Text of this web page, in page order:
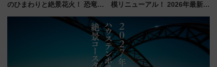
のひまわりと絶景花火！ 恐竜や
帰りお出かけ最新情報（2026年
模リニューアル！ 2026年最新の
と料金・アクセスを徹底解説
（札幌市）